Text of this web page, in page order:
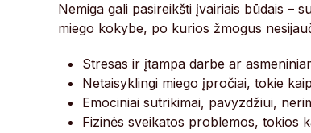
Nemiga gali pasireikšti įvairiais būdais –
miego kokybe, po kurios žmogus
Stresas ir įtampa darbe ar
Netaisyklingi miego įpročiai, tokie
Emociniai sutrikimai, pavyzdžiui,
Fizinės sveikatos problemos, tokios